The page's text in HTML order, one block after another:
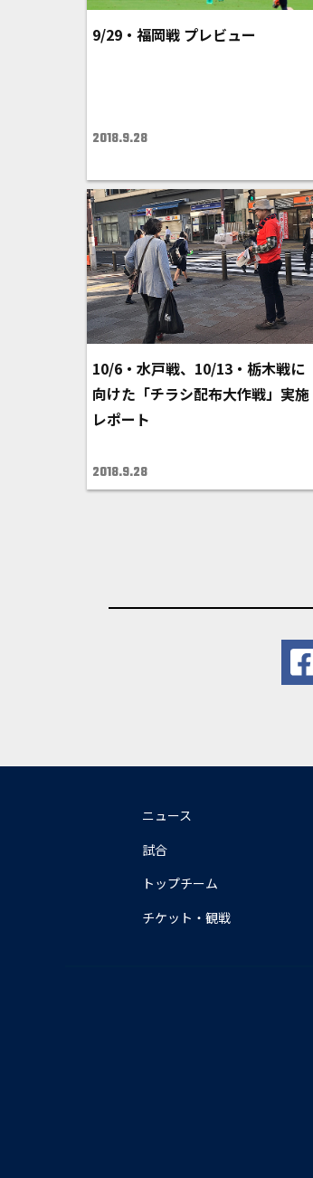
9/29・福岡戦 プレビュー
2018.9.28
10/6・水戸戦、10/13・栃木戦に
向けた「チラシ配布大作戦」実施
レポート
2018.9.28
ニュース
試合
トップチーム
チケット・観戦